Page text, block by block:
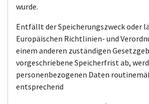
wurde.
Entfällt der Speicherungszweck oder
Europäischen Richtlinien- und
einem anderen zuständigen
vorgeschriebene Speicherfrist ab,
personenbezogenen Daten
entsprechend